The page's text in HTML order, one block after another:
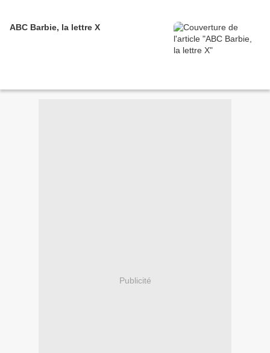
ABC Barbie, la lettre X
Publicité